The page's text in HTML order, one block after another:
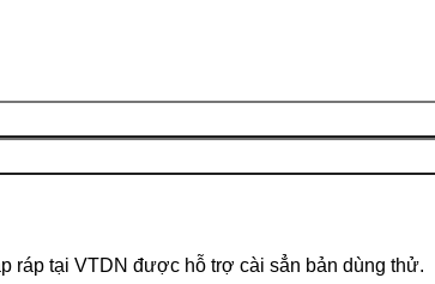
ráp tại VTDN được hỗ trợ cài sẳn bản dùng thử.